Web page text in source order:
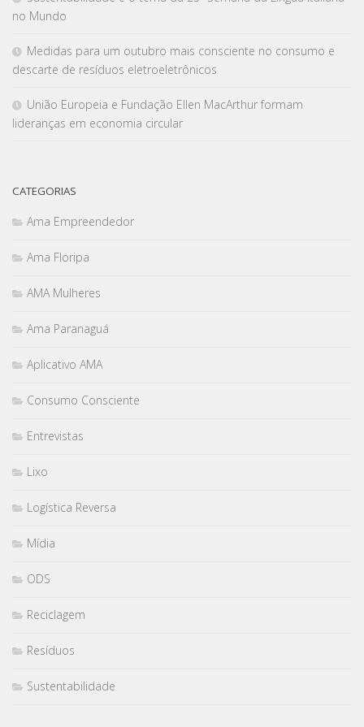
no Mundo
Medidas para um outubro mais consciente no consumo e
descarte de resíduos eletroeletrônicos
União Europeia e Fundação Ellen MacArthur formam
lideranças em economia circular
CATEGORIAS
Ama Empreendedor
Ama Floripa
AMA Mulheres
Ama Paranaguá
Aplicativo AMA
Consumo Consciente
Entrevistas
Lixo
Logística Reversa
Mídia
ODS
Reciclagem
Resíduos
Sustentabilidade